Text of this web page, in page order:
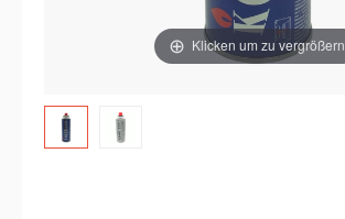
Klicken um zu vergrößern